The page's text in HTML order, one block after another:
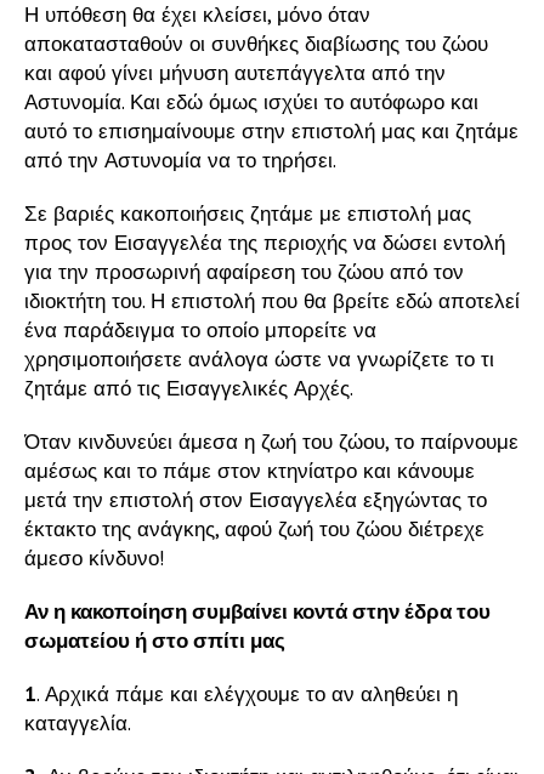
Η υπόθεση θα έχει κλείσει, μόνο όταν
αποκατασταθούν οι συνθήκες διαβίωσης του ζώου
και αφού γίνει μήνυση αυτεπάγγελτα από την
Αστυνομία. Και εδώ όμως ισχύει το αυτόφωρο και
αυτό το επισημαίνουμε στην επιστολή μας και ζητάμε
από την Αστυνομία να το τηρήσει.
Σε βαριές κακοποιήσεις ζητάμε με επιστολή μας
προς τον Εισαγγελέα της περιοχής να δώσει εντολή
για την προσωρινή αφαίρεση του ζώου από τον
ιδιοκτήτη του. Η επιστολή που θα βρείτε εδώ αποτελεί
ένα παράδειγμα το οποίο μπορείτε να
χρησιμοποιήσετε ανάλογα ώστε να γνωρίζετε το τι
ζητάμε από τις Εισαγγελικές Αρχές.
Όταν κινδυνεύει άμεσα η ζωή του ζώου, το παίρνουμε
αμέσως και το πάμε στον κτηνίατρο και κάνουμε
μετά την επιστολή στον Εισαγγελέα εξηγώντας το
έκτακτο της ανάγκης, αφού ζωή του ζώου διέτρεχε
άμεσο κίνδυνο!
Αν η κακοποίηση συμβαίνει κοντά στην έδρα του
σωματείου ή στο σπίτι μας
1. Αρχικά πάμε και ελέγχουμε το αν αληθεύει η
καταγγελία.